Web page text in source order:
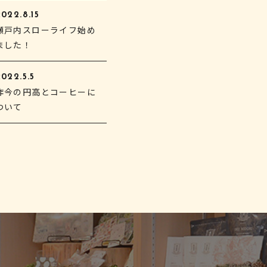
戸内スローライフ始め
した！
今の円高とコーヒーに
いて